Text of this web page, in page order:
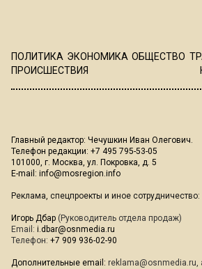
ПОЛИТИКА ЭКОНОМИКА ОБЩЕСТВО
ПРОИСШЕСТВИЯ
Главный редактор: Чечушкин Иван Олегович.
Телефон редакции: +7 495 795-53-05
101000, г. Москва, ул. Покровка, д. 5
E-mail: info@mosregion.info
Реклама, спецпроекты и иное сотрудничество:
Игорь Дбар (Руководитель отдела продаж)
Email: i.dbar@osnmedia.ru
Телефон: +7 909 936-02-90
Дополнительные email: reklama@osnmedia.ru,